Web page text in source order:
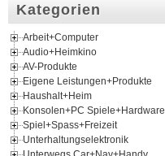
Kategorien
Arbeit+Computer
Audio+Heimkino
AV-Produkte
Eigene Leistungen+Produkte
Haushalt+Heim
Konsolen+PC Spiele+Hardware
Spiel+Spass+Freizeit
Unterhaltungselektronik